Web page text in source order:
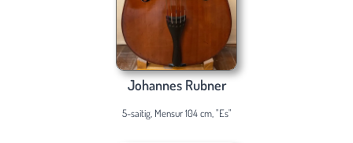
Johannes Rubner
5-saitig, Mensur 104 cm, "Es"